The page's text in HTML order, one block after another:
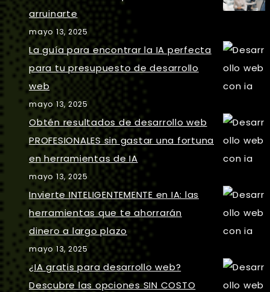
arruinarte
mayo 13, 2025
La guía para encontrar la IA perfecta
para tu presupuesto de desarrollo
web
mayo 13, 2025
Obtén resultados de desarrollo web
PROFESIONALES sin gastar una fortuna
en herramientas de IA
mayo 13, 2025
Invierte INTELIGENTEMENTE en IA: las
herramientas que te ahorrarán
dinero a largo plazo
mayo 13, 2025
¿IA gratis para desarrollo web?
Descubre las opciones SIN COSTO